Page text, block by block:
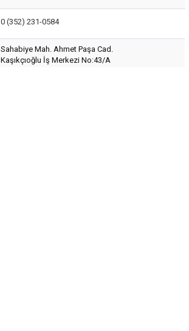
0 (352) 231-0584
Sahabiye Mah. Ahmet Paşa Cad.
Kaşıkçıoğlu İş Merkezi No:43/A